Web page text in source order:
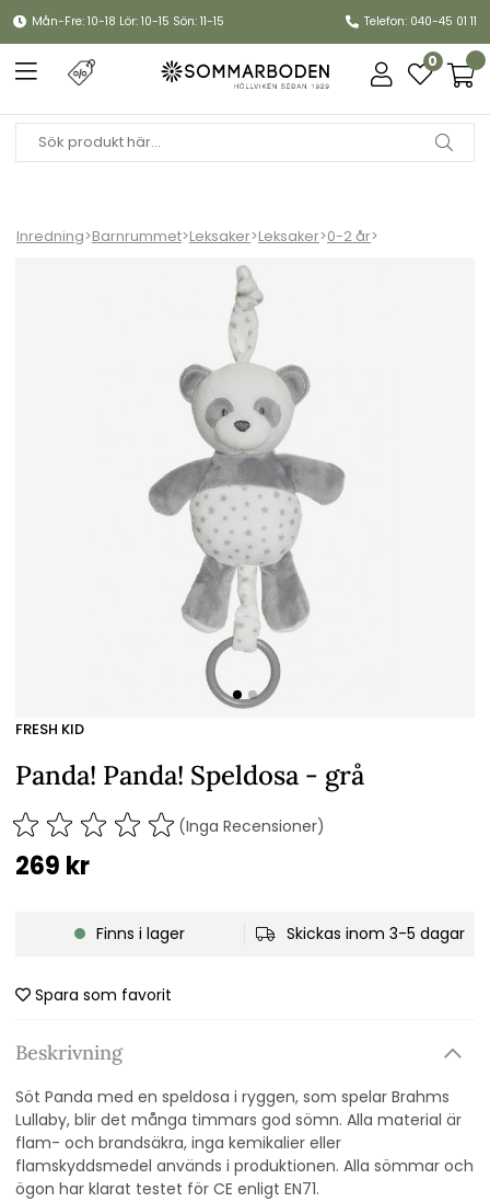
Mån-Fre: 10-18 Lör: 10-15 Sön: 11-15 Telefon: 040-45 01 11
0
Inredning>Barnrummet>Leksaker>Leksaker>0-2 år>
FRESH KID
Panda! Panda! Speldosa - grå
(Inga Recensioner)
269 kr
Finns i lager Skickas inom 3-5 dagar
Spara som favorit
Beskrivning
Söt Panda med en speldosa i ryggen, som spelar Brahms
Lullaby, blir det många timmars god sömn. Alla material är
flam- och brandsäkra, inga kemikalier eller
flamskyddsmedel används i produktionen. Alla sömmar och
ögon har klarat testet för CE enligt EN71.